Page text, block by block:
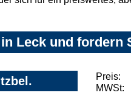
Leck und fordern
Preis:
MWSt: